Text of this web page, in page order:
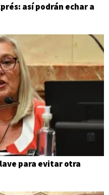
así podrán echar a
para evitar otra